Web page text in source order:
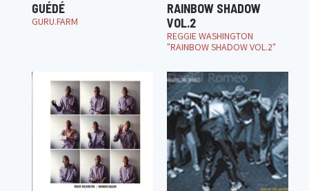
GUÉDÉ
GURU.FARM
RAINBOW SHADOW
VOL.2
REGGIE WASHINGTON
"RAINBOW SHADOW VOL.2"